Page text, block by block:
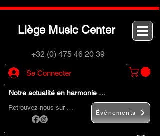
Liège M usic Center
+32 (0) 475 46 20 39
Se Connecter
Notre actualité en harmonie …
Retrouvez-nous sur …
Événements